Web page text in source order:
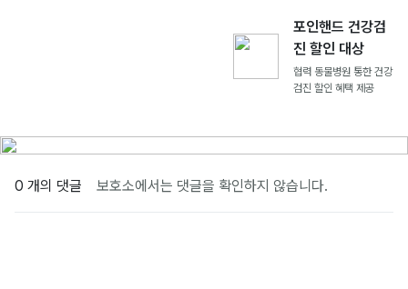
포인핸드 건강검
진 할인 대상
협력 동물병원 통한 건강
검진 할인 혜택 제공
0 개의 댓글 보호소에서는 댓글을 확인하지 않습니다.